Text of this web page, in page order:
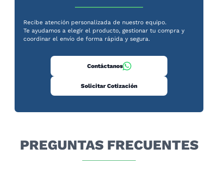
Recibe atención personalizada de nuestro equipo.
Te ayudamos a elegir el producto, gestionar tu compra y
coordinar el envío de forma rápida y segura.
Contáctanos
Solicitar Cotización
PREGUNTAS FRECUENTES